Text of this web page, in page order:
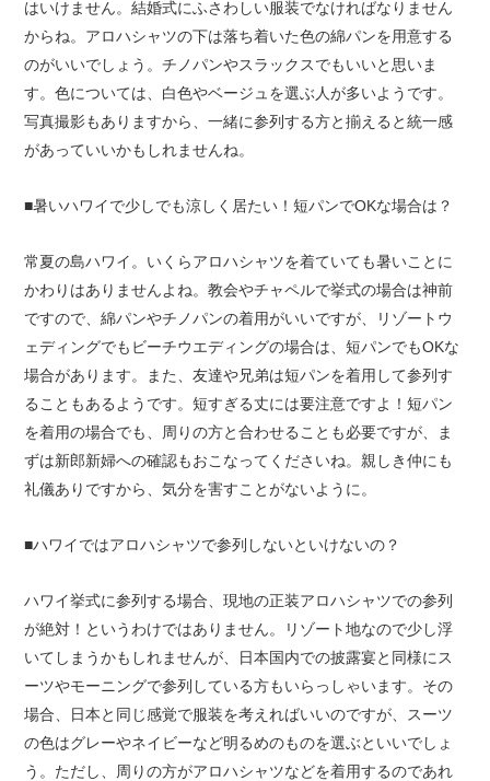
はいけません。結婚式にふさわしい服装でなければなりません
からね。アロハシャツの下は落ち着いた色の綿パンを用意する
のがいいでしょう。チノパンやスラックスでもいいと思いま
す。色については、白色やベージュを選ぶ人が多いようです。
写真撮影もありますから、一緒に参列する方と揃えると統一感
があっていいかもしれませんね。
■暑いハワイで少しでも涼しく居たい！短パンでOKな場合は？
常夏の島ハワイ。いくらアロハシャツを着ていても暑いことに
かわりはありませんよね。教会やチャペルで挙式の場合は神前
ですので、綿パンやチノパンの着用がいいですが、リゾートウ
ェディングでもビーチウエディングの場合は、短パンでもOKな
場合があります。また、友達や兄弟は短パンを着用して参列す
ることもあるようです。短すぎる丈には要注意ですよ！短パン
を着用の場合でも、周りの方と合わせることも必要ですが、ま
ずは新郎新婦への確認もおこなってくださいね。親しき仲にも
礼儀ありですから、気分を害すことがないように。
■ハワイではアロハシャツで参列しないといけないの？
ハワイ挙式に参列する場合、現地の正装アロハシャツでの参列
が絶対！というわけではありません。リゾート地なので少し浮
いてしまうかもしれませんが、日本国内での披露宴と同様にス
ーツやモーニングで参列している方もいらっしゃいます。その
場合、日本と同じ感覚で服装を考えればいいのですが、スーツ
の色はグレーやネイビーなど明るめのものを選ぶといいでしょ
う。ただし、周りの方がアロハシャツなどを着用するのであれ